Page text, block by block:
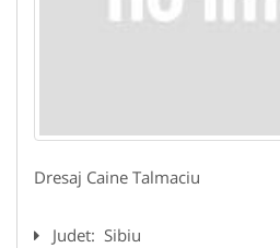
Dresaj Caine Talmaciu
Judet: Sibiu